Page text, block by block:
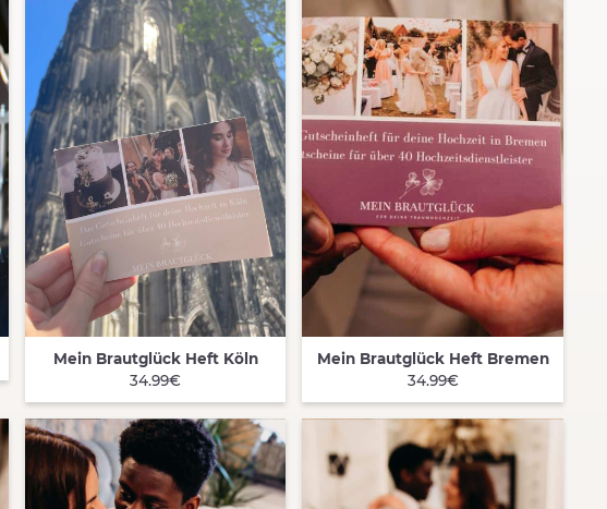
QUICK VIEW
Mein Brautglück Heft Köln
34.99€
QUICK VIEW
Mein Brautglück Heft Bremen
34.99€